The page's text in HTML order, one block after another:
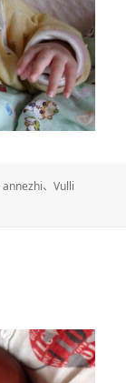
标
annezhi、Vulli